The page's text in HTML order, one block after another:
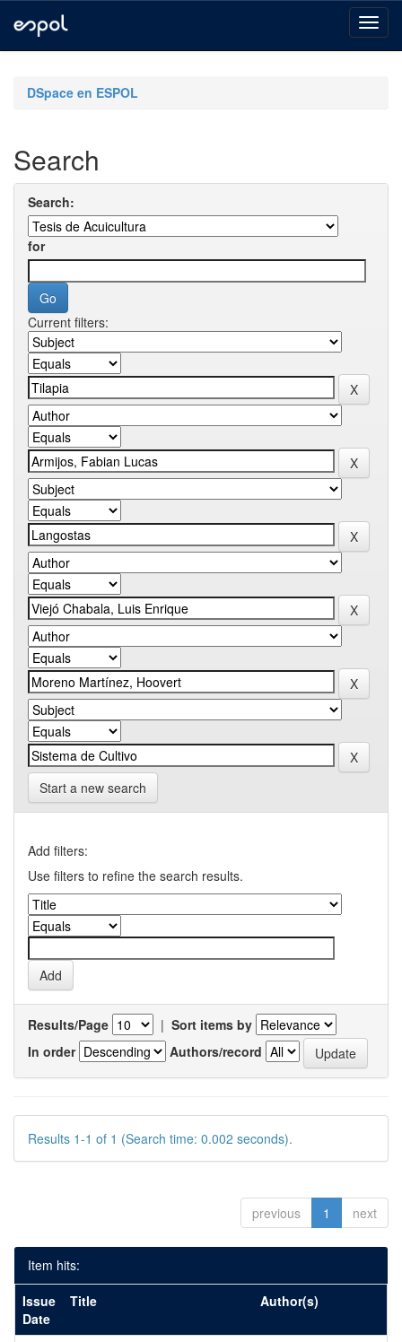
navigationDSpace en ESPOL
Search
Search:
for
Current filters:
Start a new search
Add filters:
Use filters to refine the search results.
Results/Page | Sort items by
In order
Authors/record
Results 1-1 of 1 (Search time: 0.002 seconds).
previous 1 next
Item hits:
Issue
Date
Title Author(s)